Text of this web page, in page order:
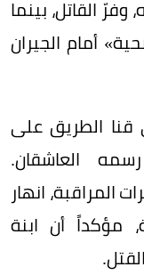
القاتل، بينما
أمام الجيران
الطريق على
العاشقان.
المراقبة، انهار
مؤكداً أن ابنة